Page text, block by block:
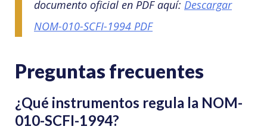
documento oficial en PDF aquí: Descargar
NOM-010-SCFI-1994 PDF
Preguntas frecuentes
¿Qué instrumentos regula la NOM-
010-SCFI-1994?